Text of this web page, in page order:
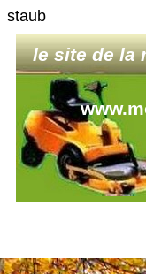
staub
le site de la